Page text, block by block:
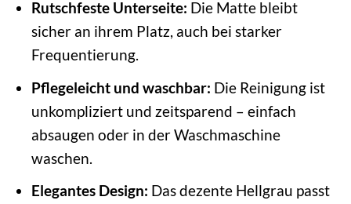
Rutschfeste Unterseite: Die Matte bleibt
sicher an ihrem Platz, auch bei starker
Frequentierung.
Pflegeleicht und waschbar: Die Reinigung ist
unkompliziert und zeitsparend – einfach
absaugen oder in der Waschmaschine
waschen.
Elegantes Design: Das dezente Hellgrau passt